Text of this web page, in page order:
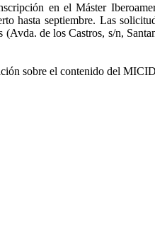
en el Máster
hasta septiembre. Las
(Avda. de los Castros, s/n,
sobre el contenido del